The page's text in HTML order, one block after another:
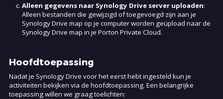
Alleen gegevens naar Synology Drive server uploaden:
Alleen bestanden die gewijzigd of toegevoegd zijn aan je
Synology Drive map op je computer worden geüpload naar de
Synology Drive map in je Porton Private Cloud.
Hoofdtoepassing
Nadat je Synology Drive voor het eerst hebt ingesteld kun je
activiteiten bekijken via de hoofdtoepassing. Een belangrijke
toepassing willen we graag toelichten: